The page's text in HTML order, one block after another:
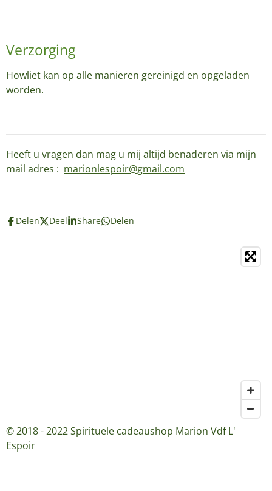
Verzorging
Howliet kan op alle manieren gereinigd en opgeladen
worden.
Heeft u vragen dan mag u mij altijd benaderen via mijn
mail adres : marionlespoir@gmail.com
Delen Deel Share Delen
© 2018 - 2022 Spirituele cadeaushop Marion Vdf L'
Espoir